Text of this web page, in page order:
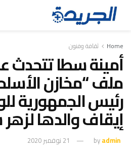
Home ثقافة وفنون
أمينة سطا
ملف “مخازن
رئيس الجمهورية
إيقاف والدها
byadmin 21 نوفمبر 2020